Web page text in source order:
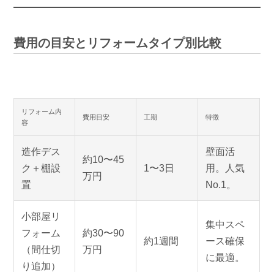
費用の目安とリフォームタイプ別比較
リフォーム内
容
費用目安 工期 特徴
造作デス
ク＋棚設
置
約10〜45
万円
1〜3日
壁面活
用。人気
No.1。
小部屋リ
フォーム
（間仕切
り追加）
約30〜90
万円
約1週間
集中スペ
ース確保
に最適。